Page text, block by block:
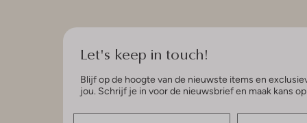
Let's keep in touch!
Blijf op de hoogte van de nieuwste items en
jou. Schrijf je in voor de nieuwsbrief en maak kans